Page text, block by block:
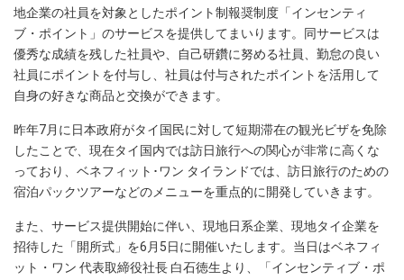
地企業の社員を対象としたポイント制報奨制度「インセンティ
ブ・ポイント」のサービスを提供してまいります。同サービスは
優秀な成績を残した社員や、自己研鑽に努める社員、勤怠の良い
社員にポイントを付与し、社員は付与されたポイントを活用して
自身の好きな商品と交換ができます。
昨年7月に日本政府がタイ国民に対して短期滞在の観光ビザを免除
したことで、現在タイ国内では訪日旅行への関心が非常に高くな
っており、ベネフィット･ワン タイランドでは、訪日旅行のための
宿泊パックツアーなどのメニューを重点的に開発していきます。
また、サービス提供開始に伴い、現地日系企業、現地タイ企業を
招待した「開所式」を6月5日に開催いたします。当日はベネフィ
ット・ワン 代表取締役社長 白石徳生より、「インセンティブ・ポ